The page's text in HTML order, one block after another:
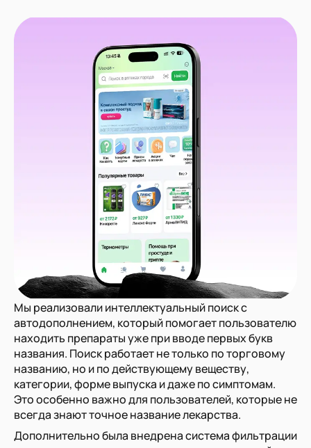
Мы реализовали интеллектуальный поиск с
автодополнением, который помогает пользователю
находить препараты уже при вводе первых букв
названия. Поиск работает не только по торговому
названию, но и по действующему веществу,
категории, форме выпуска и даже по симптомам.
Это особенно важно для пользователей, которые не
всегда знают точное название лекарства.
Дополнительно была внедрена система фильтрации